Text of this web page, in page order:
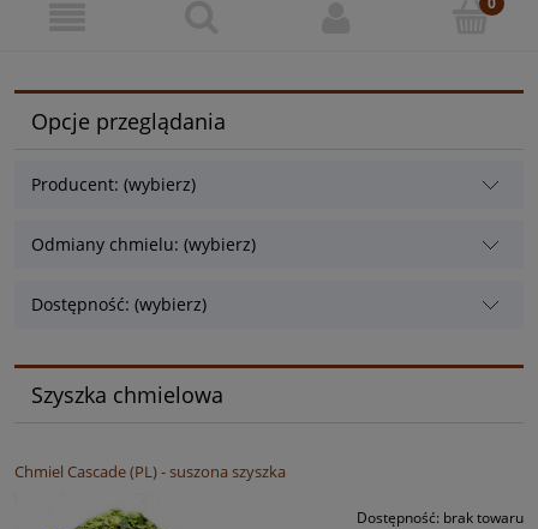
Opcje przeglądania
Producent: (wybierz)
Odmiany chmielu: (wybierz)
Dostępność: (wybierz)
Szyszka chmielowa
Chmiel Cascade (PL) - suszona szyszka
Dostępność: brak towaru